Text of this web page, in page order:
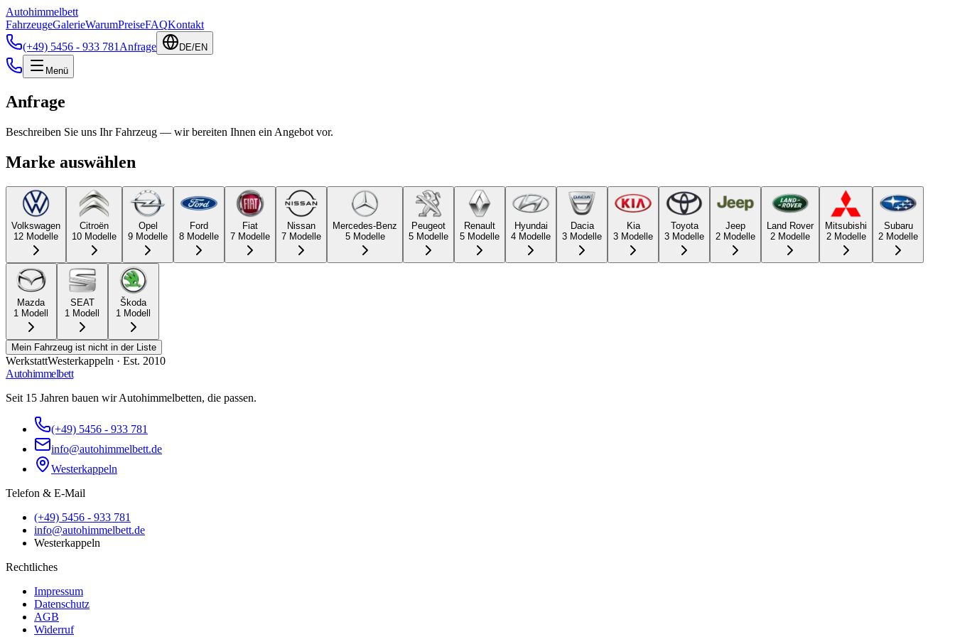
Autohimmelbett
FahrzeugeGalerieWarumPreiseFAQKontakt
(+49) 5456 - 933 781 Anfrage DE/EN
Menü
Anfrage
Beschreiben Sie uns Ihr Fahrzeug — wir bereiten Ihnen ein Angebot vor.
Marke auswählen
Volkswagen
12 Modelle
Citroën
10 Modelle
Opel
9 Modelle
Ford
8 Modelle
Fiat
7 Modelle
Nissan
7 Modelle
Mercedes-Benz
5 Modelle
Peugeot
5 Modelle
Renault
5 Modelle
Hyundai
4 Modelle
Dacia
3 Modelle
Kia
3 Modelle
Toyota
3 Modelle
Jeep
2 Modelle
Land Rover
2 Modelle
Mitsubishi
2 Modelle
Subaru
2 Modelle
Mazda
1 Modell
SEAT
1 Modell
Škoda
1 Modell
Mein Fahrzeug ist nicht in der Liste
WerkstattWesterkappeln · Est. 2010
Autohimmelbett
Seit 15 Jahren bauen wir Autohimmelbetten, die passen.
(+49) 5456 - 933 781
info@autohimmelbett.de
Westerkappeln
Telefon & E-Mail
(+49) 5456 - 933 781
info@autohimmelbett.de
Westerkappeln
Rechtliches
Impressum
Datenschutz
AGB
Widerruf